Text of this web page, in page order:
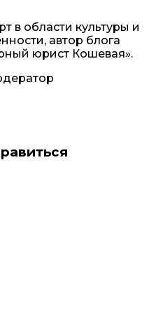
в области культуры и
автор блога
юрист Кошевая».